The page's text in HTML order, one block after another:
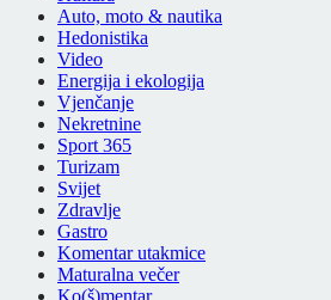
Auto, moto & nautika
Hedonistika
Video
Energija i ekologija
Vjenčanje
Nekretnine
Sport 365
Turizam
Svijet
Zdravlje
Gastro
Komentar utakmice
Maturalna večer